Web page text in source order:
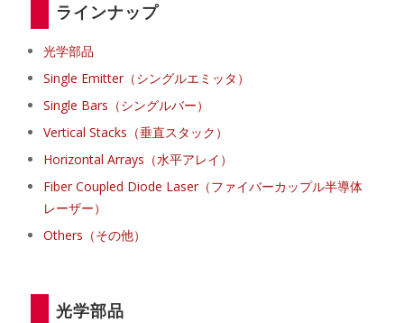
ラインナップ
光学部品
Single Emitter（シングルエミッタ）
Single Bars（シングルバー）
Vertical Stacks（垂直スタック）
Horizontal Arrays（水平アレイ）
Fiber Coupled Diode Laser（ファイバーカップル半導体
レーザー）
Others（その他）
光学部品